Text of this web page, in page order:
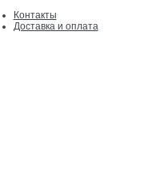
Контакты
Доcтавка и оплата